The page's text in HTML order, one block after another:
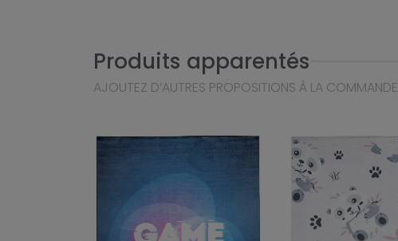
Produits apparentés
AJOUTEZ D’AUTRES PROPOSITIONS À LA COMMANDE